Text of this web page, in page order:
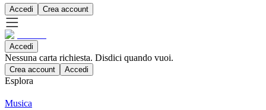
Accedi Crea account
Accedi
Nessuna carta richiesta. Disdici quando vuoi.
Crea account Accedi
Esplora
Musica